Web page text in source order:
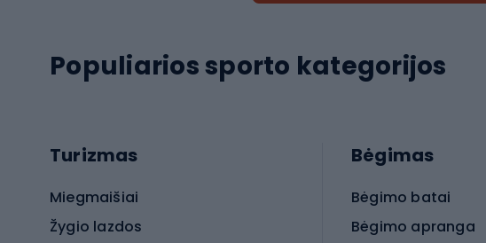
Populiarios sporto kategorijos
Turizmas
Miegmaišiai
Žygio lazdos
Bėgimas
Bėgimo batai
Bėgimo apranga